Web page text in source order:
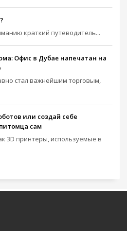
краткий путеводитель...
Офис в Дубае напечатан на
стал важнейшим торговым,
или создай себе
сам
3D принтеры, используемые в